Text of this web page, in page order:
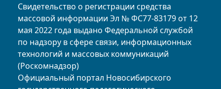
Свидетельство о регистрации средства
массовой информации Эл № ФС77-83179 от 12
мая 2022 года выдано Федеральной службой
по надзору в сфере связи, информационных
технологий и массовых коммуникаций
(Роскомнадзор)
Официальный портал Новосибирского